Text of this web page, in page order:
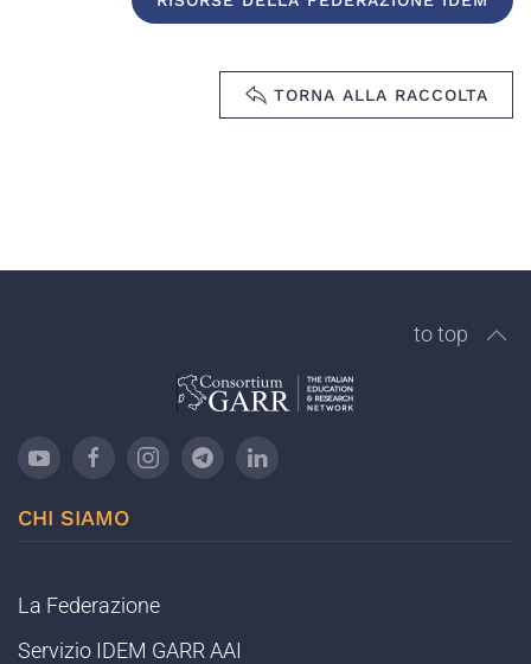
TORNA ALLA RACCOLTA
to top
CHI SIAMO
La Federazione
Servizio IDEM GARR AAI